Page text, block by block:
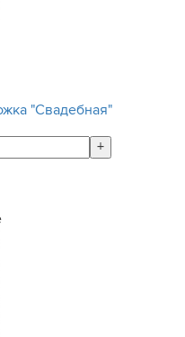
"Свадебная"
+